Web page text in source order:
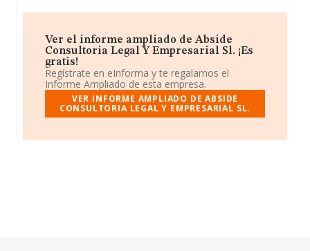
Ver el informe ampliado de Abside
Consultoria Legal Y Empresarial Sl. ¡Es
gratis!
Regístrate en eInforma y te regalamos el
Informe Ampliado de esta empresa.
VER INFORME AMPLIADO DE ABSIDE
CONSULTORIA LEGAL Y EMPRESARIAL SL.